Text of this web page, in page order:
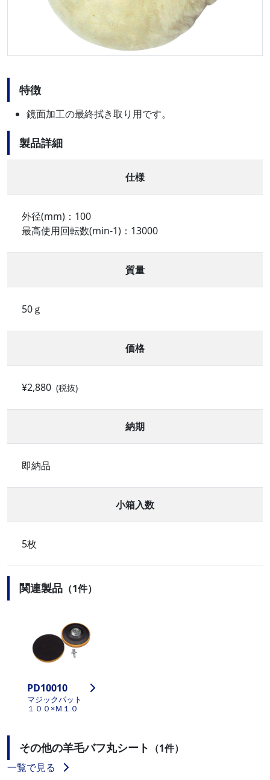
特徴
鏡面加工の最終拭き取り用です。
製品詳細
仕様
外径(mm)：100
最高使用回転数(min-1)：13000
質量
50ｇ
価格
¥2,880 (税抜)
納期
即納品
小箱入数
5枚
関連製品 （1件）
PD10010
マジックパット
１００×Ｍ１０
その他の羊毛バフ丸シート （1件）
一覧で見る